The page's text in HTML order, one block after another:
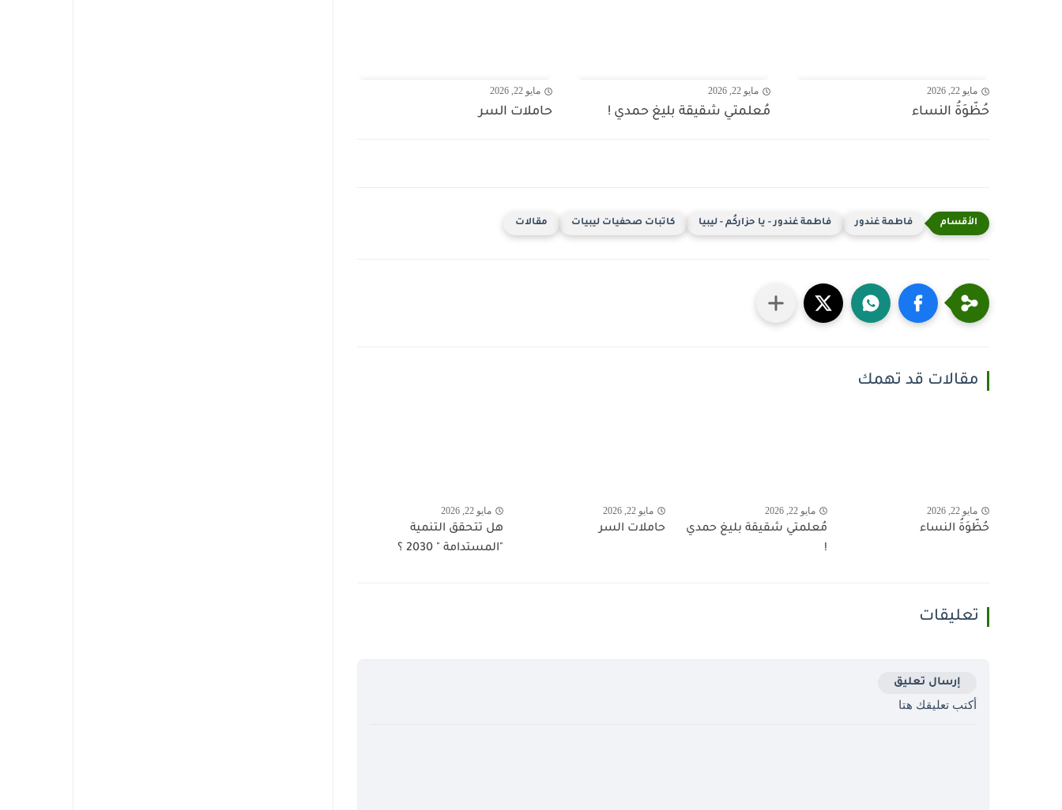
مايو 22, 2026
حُظّوَةُ النساء
مايو 22, 2026
مُعلمتي شقيقة بليغ حمدي !
مايو 22, 2026
حاملات السر
فاطمة غندور فاطمة غندور - يا حزاركُم - ليبيا كاتبات صحفيات ليبيات مقالات
مقالات قد تهمك
مايو 22, 2026
حُظّوَةُ النساء
مايو 22, 2026
مُعلمتي شقيقة بليغ حمدي
!
مايو 22, 2026
حاملات السر
مايو 22, 2026
هل تتحقق التنمية
"المستدامة " 2030 ؟
تعليقات
إرسال تعليق
أكتب تعليقك هتا